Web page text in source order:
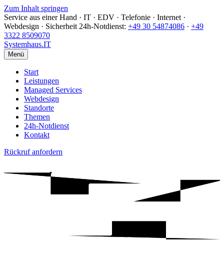
Zum Inhalt springen
Service aus einer Hand · IT · EDV · Telefonie · Internet ·
Webdesign · Sicherheit 24h-Notdienst: +49 30 54874086 · +49
3322 8509070
Systemhaus.IT
Menü
Start
Leistungen
Managed Services
Webdesign
Standorte
Themen
24h-Notdienst
Kontakt
Rückruf anfordern